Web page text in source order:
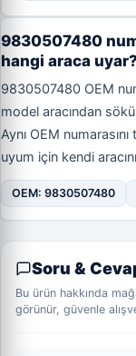
9830507480
hangi araca uyar?
9830507480 OEM
model aracından
Aynı OEM
uyum için kendi
OEM: 9830507480
Soru &
Bu ürün hakkında
görünür, güvenle